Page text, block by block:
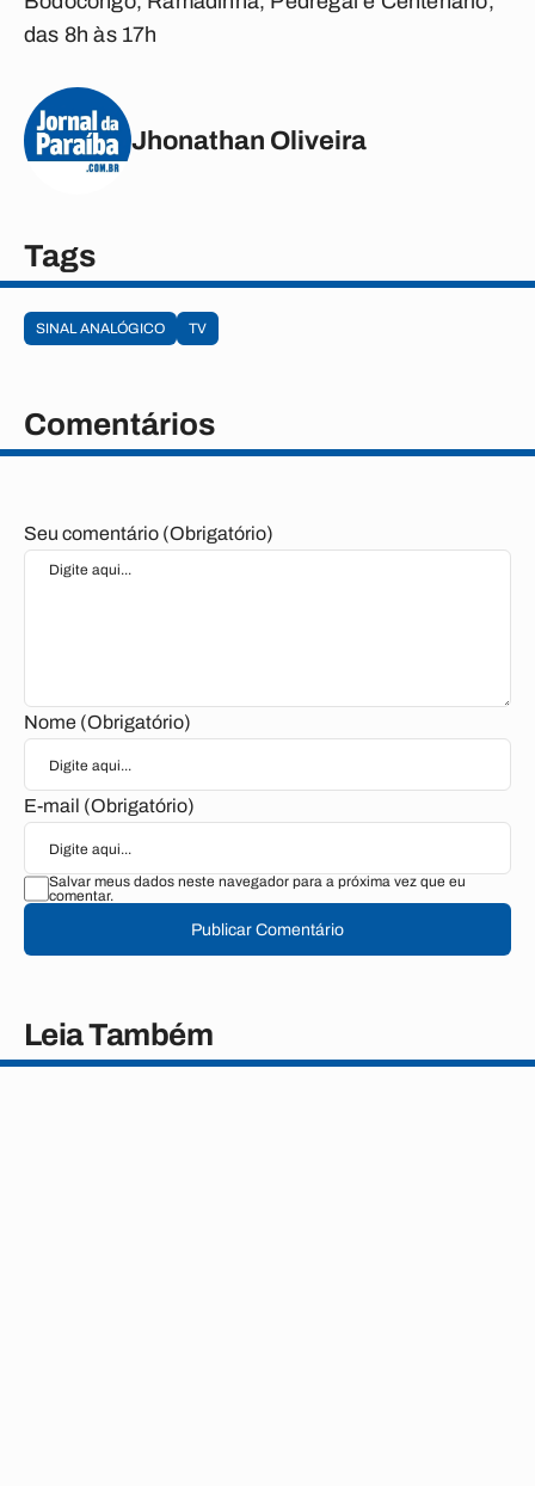
das 8h às 17h
Jhonathan Oliveira
Tags
SINAL ANALÓGICO TV
Comentários
Seu comentário (Obrigatório)
Nome (Obrigatório)
E-mail (Obrigatório)
Salvar meus dados neste navegador para a próxima vez que eu
comentar.
Publicar Comentário
Leia Também